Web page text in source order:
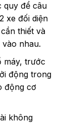
quy để câu
xe đối diện
thiết và
nhau.
máy, trước
động trong
động cơ
không